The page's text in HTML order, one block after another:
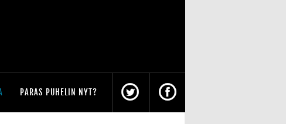
PARAS PUHELIN NYT?